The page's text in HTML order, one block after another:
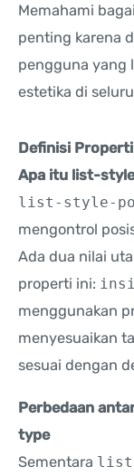
Memahami
penting karena
pengguna yang
estetika di
Definisi
Apa itu list-
list-style-
mengontrol
Ada dua nilai
properti ini:
menggunakan
menyesuaikan
sesuai dengan
Perbedaan
type
Sementara